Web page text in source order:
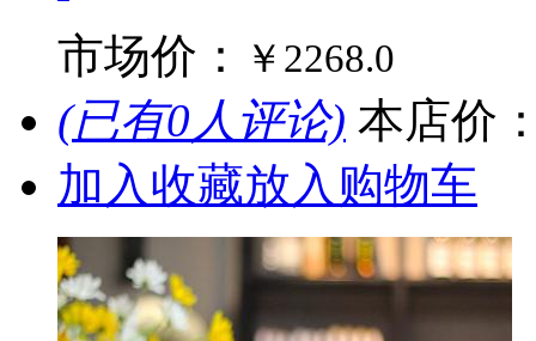
市场价： ￥2268.0
(已有0人评论) 本店价
加入收藏放入购物车